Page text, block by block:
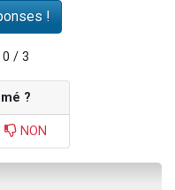
0 / 3
?
NON